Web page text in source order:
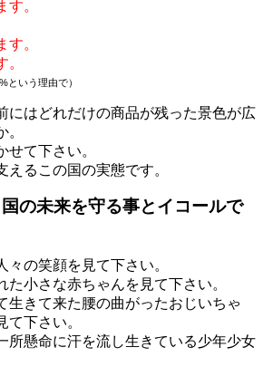
す。
す。
。
という理由で）
にはどれだけの商品が残った景色が広
せて下さい。
えるこの国の実態です。
の未来を守る事とイコールで
の笑顔を見て下さい。
た小さな赤ちゃんを見て下さい。
生きて来た腰の曲がったおじいちゃ
て下さい。
所懸命に汗を流し生きている少年少女